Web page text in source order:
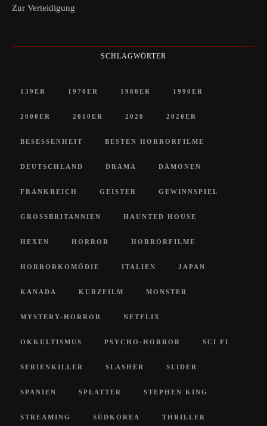
Zur Verteidigung
SCHLAGWÖRTER
139ER 1970ER 1980ER 1990ER
2000ER 2010ER 2020 2020ER
BESESSENHEIT BESTEN HORRORFILME
DEUTSCHLAND DRAMA DÄMONEN
FRANKREICH GEISTER GEWINNSPIEL
GROSSBRITANNIEN HAUNTED HOUSE
HEXEN HORROR HORRORFILME
HORRORKOMÖDIE ITALIEN JAPAN
KANADA KURZFILM MONSTER
MYSTERY-HORROR NETFLIX
OKKULTISMUS PSYCHO-HORROR SCI FI
SERIENKILLER SLASHER SLIDER
SPANIEN SPLATTER STEPHEN KING
STREAMING SÜDKOREA THRILLER